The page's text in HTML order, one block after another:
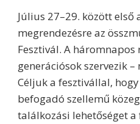
Július 27–29. között
megrendezésre az
Fesztivál. A háromnapos
generációsok szervezik –
Céljuk a fesztivállal,
befogadó szellemű
találkozási lehetőséget a